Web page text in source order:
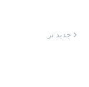
جدید تر